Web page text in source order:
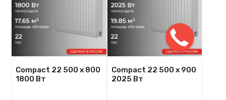
Compact 22 500 х 800
1800 Вт
Compact 22 500 х 900
2025 Вт